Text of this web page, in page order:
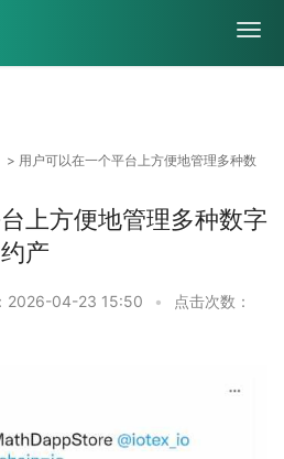
> 用户可以在一个平台上方便地管理多种数
上方便地管理多种数字
产
2026-04-23 15:50 •
点击次数：